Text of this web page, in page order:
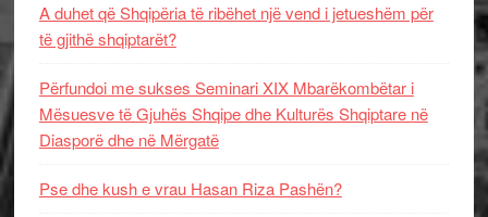
A duhet që Shqipëria të ribëhet një vend i jetueshëm për
të gjithë shqiptarët?
Përfundoi me sukses Seminari XIX Mbarëkombëtar i
Mësuesve të Gjuhës Shqipe dhe Kulturës Shqiptare në
Diasporë dhe në Mërgatë
Pse dhe kush e vrau Hasan Riza Pashën?